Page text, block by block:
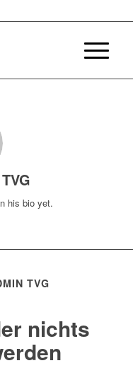
his bio yet.
TVG
nichts